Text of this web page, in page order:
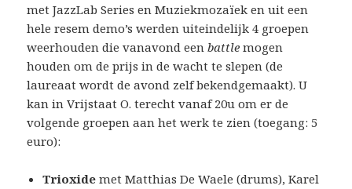
met JazzLab Series en Muziekmozaïek en uit een
hele resem demo’s werden uiteindelijk 4 groepen
weerhouden die vanavond eenbattle mogen
houden om de prijs in de wacht te slepen (de
laureaat wordt de avond zelf bekendgemaakt). U
kan in Vrijstaat O. terecht vanaf 20u om er de
volgende groepen aan het werk te zien (toegang: 5
euro):
Trioxide met Matthias De Waele (drums), Karel